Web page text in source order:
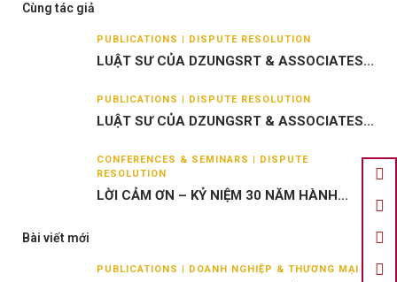
Cùng tác giả
PUBLICATIONS | DISPUTE RESOLUTION
LUẬT SƯ CỦA DZUNGSRT & ASSOCIATES...
PUBLICATIONS | DISPUTE RESOLUTION
LUẬT SƯ CỦA DZUNGSRT & ASSOCIATES...
CONFERENCES & SEMINARS | DISPUTE
RESOLUTION
LỜI CẢM ƠN – KỶ NIỆM 30 NĂM HÀNH...
Bài viết mới
PUBLICATIONS | DOANH NGHIỆP & THƯƠNG MẠI